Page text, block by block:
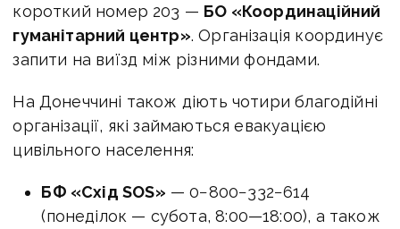
короткий номер 203 — БО «Координаційний
гуманітарний центр». Організація координує
запити на виїзд між різними фондами.
На Донеччині також діють чотири благодійні
організації, які займаються евакуацією
цивільного населення:
БФ «Схід SOS» — 0−800−332−614
(понеділок — субота,8:00—18:00), а також